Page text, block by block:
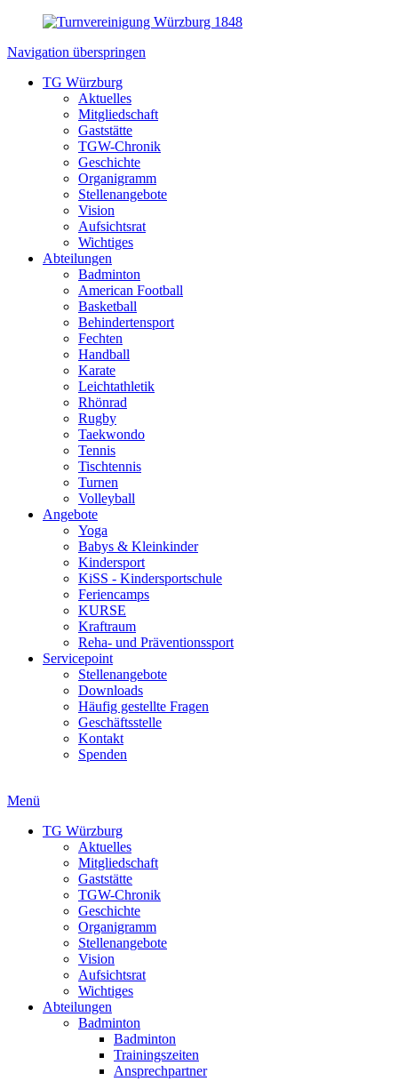
Navigation überspringen
TG Würzburg
Aktuelles
Mitgliedschaft
Gaststätte
TGW-Chronik
Geschichte
Organigramm
Stellenangebote
Vision
Aufsichtsrat
Wichtiges
Abteilungen
Badminton
American Football
Basketball
Behindertensport
Fechten
Handball
Karate
Leichtathletik
Rhönrad
Rugby
Taekwondo
Tennis
Tischtennis
Turnen
Volleyball
Angebote
Yoga
Babys & Kleinkinder
Kindersport
KiSS - Kindersportschule
Feriencamps
KURSE
Kraftraum
Reha- und Präventionssport
Servicepoint
Stellenangebote
Downloads
Häufig gestellte Fragen
Geschäftsstelle
Kontakt
Spenden
Menü
TG Würzburg
Aktuelles
Mitgliedschaft
Gaststätte
TGW-Chronik
Geschichte
Organigramm
Stellenangebote
Vision
Aufsichtsrat
Wichtiges
Abteilungen
Badminton
Badminton
Trainingszeiten
Ansprechpartner